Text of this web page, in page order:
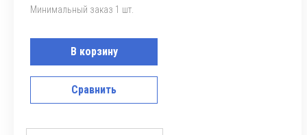
Минимальный заказ 1 шт.
В корзину
Сравнить